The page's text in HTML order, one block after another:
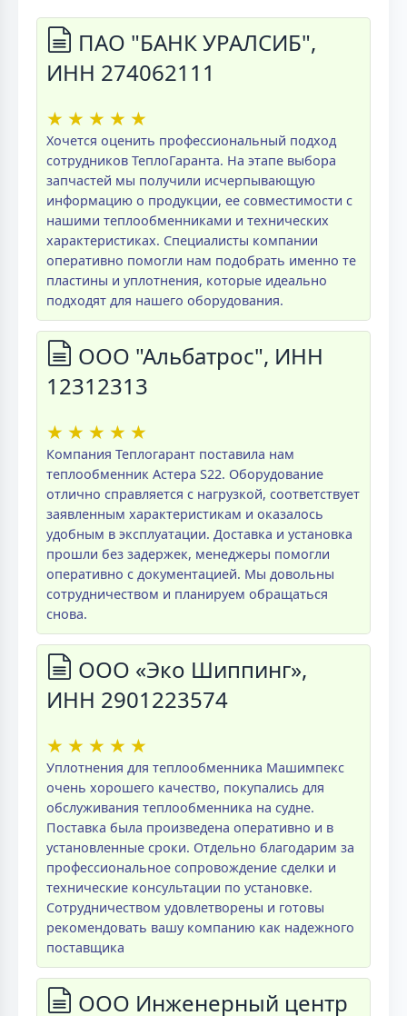
ПАО "БАНК УРАЛСИБ",
ИНН 274062111
★ ★ ★ ★ ★
Хочется оценить профессиональный подход
сотрудников ТеплоГаранта. На этапе выбора
запчастей мы получили исчерпывающую
информацию о продукции, ее совместимости с
нашими теплообменниками и технических
характеристиках. Специалисты компании
оперативно помогли нам подобрать именно те
пластины и уплотнения, которые идеально
подходят для нашего оборудования.
ООО "Альбатрос", ИНН
12312313
★ ★ ★ ★ ★
Компания Теплогарант поставила нам
теплообменник Астера S22. Оборудование
отлично справляется с нагрузкой, соответствует
заявленным характеристикам и оказалось
удобным в эксплуатации. Доставка и установка
прошли без задержек, менеджеры помогли
оперативно с документацией. Мы довольны
сотрудничеством и планируем обращаться
снова.
ООО «Эко Шиппинг»,
ИНН 2901223574
★ ★ ★ ★ ★
Уплотнения для теплообменника Машимпекс
очень хорошего качество, покупались для
обслуживания теплообменника на судне.
Поставка была произведена оперативно и в
установленные сроки. Отдельно благодарим за
профессиональное сопровождение сделки и
технические консультации по установке.
Сотрудничеством удовлетворены и готовы
рекомендовать вашу компанию как надежного
поставщика
ООО Инженерный центр